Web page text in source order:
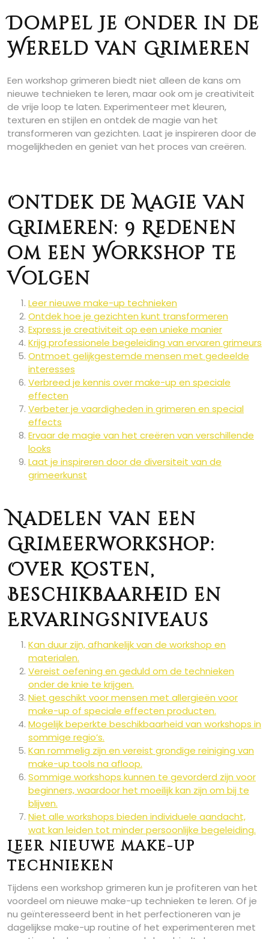
Dompel Je Onder in de
Wereld van Grimeren
Een workshop grimeren biedt niet alleen de kans om
nieuwe technieken te leren, maar ook om je creativiteit
de vrije loop te laten. Experimenteer met kleuren,
texturen en stijlen en ontdek de magie van het
transformeren van gezichten. Laat je inspireren door de
mogelijkheden en geniet van het proces van creëren.
Ontdek de Magie van
Grimeren: 9 Redenen
om een Workshop te
Volgen
Leer nieuwe make-up technieken
Ontdek hoe je gezichten kunt transformeren
Express je creativiteit op een unieke manier
Krijg professionele begeleiding van ervaren grimeurs
Ontmoet gelijkgestemde mensen met gedeelde
interesses
Verbreed je kennis over make-up en speciale
effecten
Verbeter je vaardigheden in grimeren en special
effects
Ervaar de magie van het creëren van verschillende
looks
Laat je inspireren door de diversiteit van de
grimeerkunst
Nadelen van een
Grimeerworkshop:
Over Kosten,
Beschikbaarheid en
Ervaringsniveaus
Kan duur zijn, afhankelijk van de workshop en
materialen.
Vereist oefening en geduld om de technieken
onder de knie te krijgen.
Niet geschikt voor mensen met allergieën voor
make-up of speciale effecten producten.
Mogelijk beperkte beschikbaarheid van workshops in
sommige regio’s.
Kan rommelig zijn en vereist grondige reiniging van
make-up tools na afloop.
Sommige workshops kunnen te gevorderd zijn voor
beginners, waardoor het moeilijk kan zijn om bij te
blijven.
Niet alle workshops bieden individuele aandacht,
wat kan leiden tot minder persoonlijke begeleiding.
Leer nieuwe make-up
technieken
Tijdens een workshop grimeren kun je profiteren van het
voordeel om nieuwe make-up technieken te leren. Of je
nu geïnteresseerd bent in het perfectioneren van je
dagelijkse make-up routine of het experimenteren met